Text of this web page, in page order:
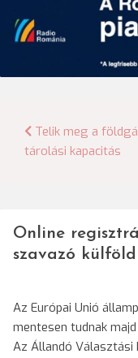
Bejegyzés
navigáció
Telik meg a
tárolási kapacitás
Online
szavazó
Az Európai Unió
mentesen tudnak
Az Állandó